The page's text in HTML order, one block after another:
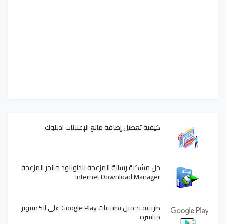
كيفية تعطيل إضافة مانع الإعلانات آدبلوك
حل مشكلة رسالة المزعجة للداونلود مانجر المزعجة
Internet Download Manager
طريقة تحميل تطبيقات Google Play على الكمبيوتر
مباشرة